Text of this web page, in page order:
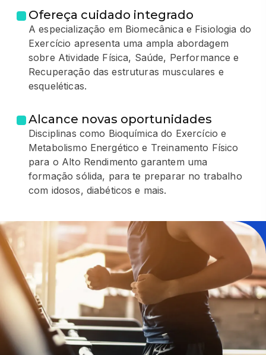
Ofereça cuidado integrado
A especialização em Biomecânica e Fisiologia do
Exercício apresenta uma ampla abordagem
sobre Atividade Física, Saúde, Performance e
Recuperação das estruturas musculares e
esqueléticas.
Alcance novas oportunidades
Disciplinas como Bioquímica do Exercício e
Metabolismo Energético e Treinamento Físico
para o Alto Rendimento garantem uma
formação sólida, para te preparar no trabalho
com idosos, diabéticos e mais.